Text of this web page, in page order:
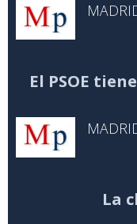
El PSOE
La